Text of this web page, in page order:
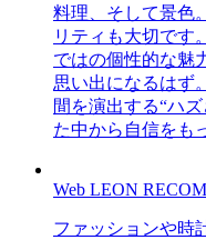
料理、そして景色
リティも大切です
ではの個性的な魅
思い出になるはず
間を演出する“ハ
た中から自信をも
Web LEON
ファッションや時